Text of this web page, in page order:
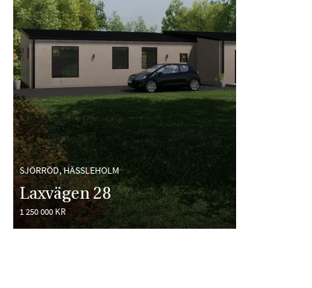
SJÖRRÖD, HÄSSLEHOLM
Laxvägen 28
1 250 000 KR